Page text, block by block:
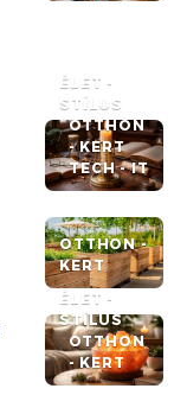
ÉLET -
STÍLUS
OTTHON
- KERT
TECH - IT
OTTHON -
KERT
ÉLET -
STÍLUS
OTTHON
- KERT